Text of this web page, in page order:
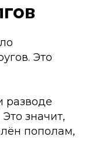
Это
разводе
значит,
пополам,